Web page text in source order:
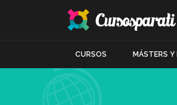
CURSOS MÁSTERS